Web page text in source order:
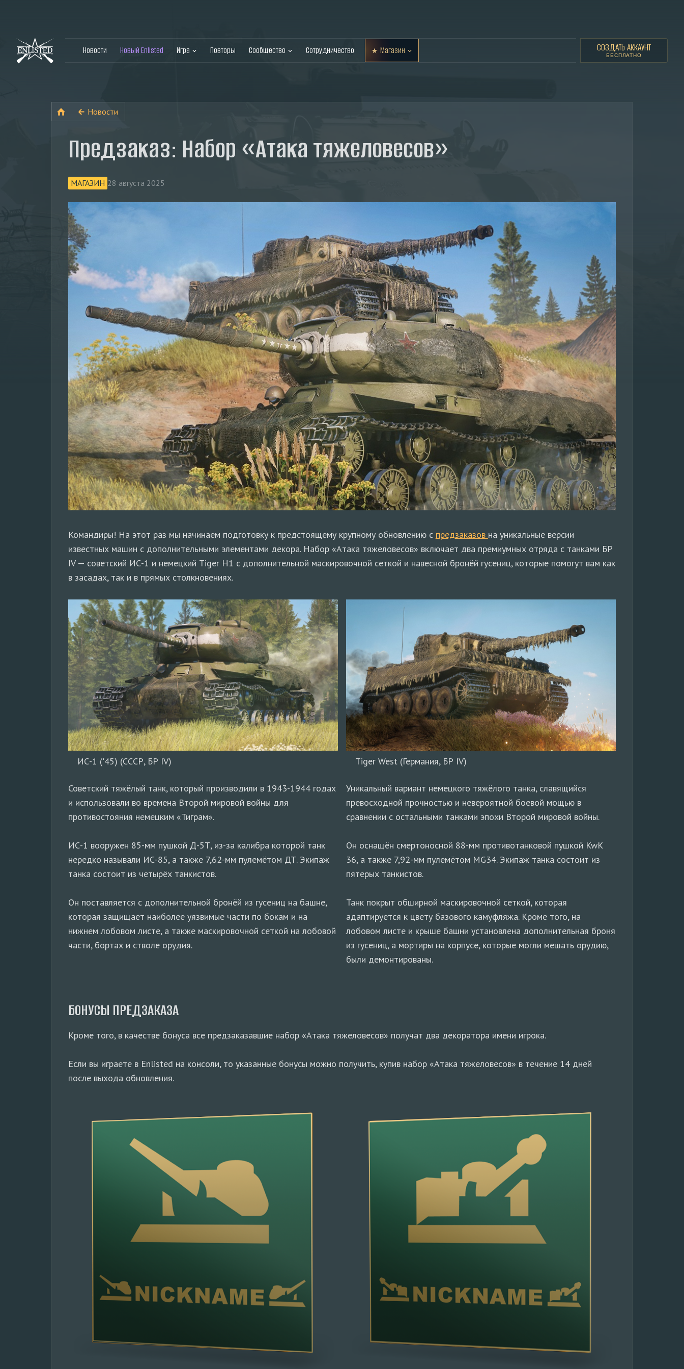
Новости Новый Enlisted Игра Повторы Сообщество Сотрудничество Магазин СОЗДАТЬ АККАУНТ
БЕСПЛАТНО
Новости
Предзаказ: Набор «Атака тяжеловесов»
МАГАЗИН 28 августа 2025
Командиры! На этот раз мы начинаем подготовку к предстоящему крупному обновлению с предзаказов на уникальные версии
известных машин с дополнительными элементами декора. Набор «Атака тяжеловесов» включает два премиумных отряда с танками БР
IV — советский ИС-1 и немецкий Tiger H1 с дополнительной маскировочной сеткой и навесной бронёй гусениц, которые помогут вам как
в засадах, так и в прямых столкновениях.
ИС-1 ('45) (СССР, БР IV)
Советский тяжёлый танк, который производили в 1943-1944 годах
и использовали во времена Второй мировой войны для
противостояния немецким «Тиграм».
ИС-1 вооружен 85-мм пушкой Д-5Т, из-за калибра которой танк
нередко называли ИС-85, а также 7,62-мм пулемётом ДТ. Экипаж
танка состоит из четырёх танкистов.
Он поставляется с дополнительной бронёй из гусениц на башне,
которая защищает наиболее уязвимые части по бокам и на
нижнем лобовом листе, а также маскировочной сеткой на лобовой
части, бортах и стволе орудия.
Tiger West (Германия, БР IV)
Уникальный вариант немецкого тяжёлого танка, славящийся
превосходной прочностью и невероятной боевой мощью в
сравнении с остальными танками эпохи Второй мировой войны.
Он оснащён смертоносной 88-мм противотанковой пушкой KwK
36, а также 7,92-мм пулемётом MG34. Экипаж танка состоит из
пятерых танкистов.
Танк покрыт обширной маскировочной сеткой, которая
адаптируется к цвету базового камуфляжа. Кроме того, на
лобовом листе и крыше башни установлена дополнительная броня
из гусениц, а мортиры на корпусе, которые могли мешать орудию,
были демонтированы.
БОНУСЫ ПРЕДЗАКАЗА
Кроме того, в качестве бонуса все предзаказавшие набор «Атака тяжеловесов» получат два декоратора имени игрока.
Если вы играете в Enlisted на консоли, то указанные бонусы можно получить, купив набор «Атака тяжеловесов» в течение 14 дней
после выхода обновления.